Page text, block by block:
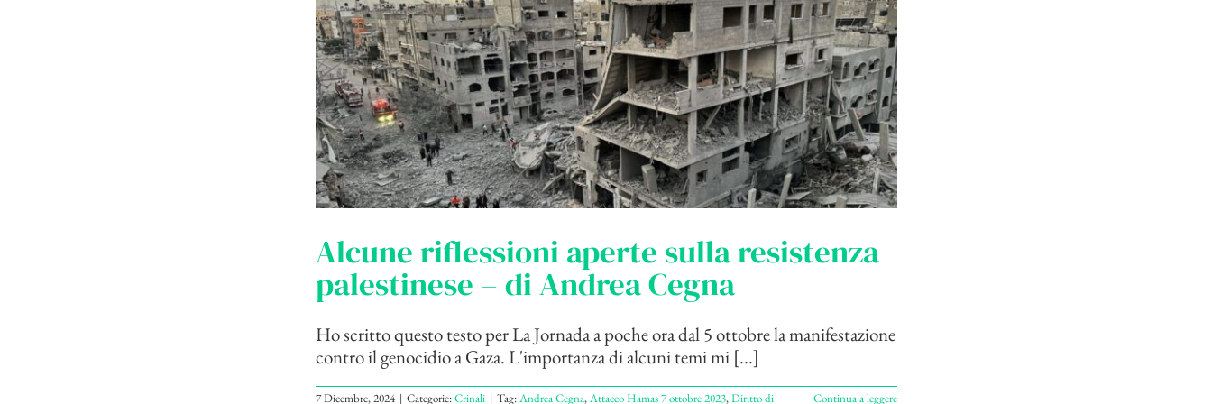
Alcune riflessioni aperte sulla resistenza
palestinese – di Andrea Cegna
Ho scritto questo testo per La Jornada a poche ora dal 5 ottobre la manifestazione
contro il genocidio a Gaza. L'importanza di alcuni temi mi [...]
7 Dicembre, 2024 | Categorie:Crinali | Tag:Andrea Cegna,Attacco Hamas 7 ottobre 2023,Diritto di
Continua a leggere